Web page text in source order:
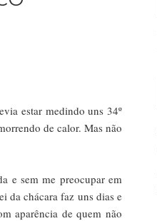
estar medindo uns 34º
de calor. Mas não
e sem me preocupar em
da chácara faz uns dias e
aparência de quem não